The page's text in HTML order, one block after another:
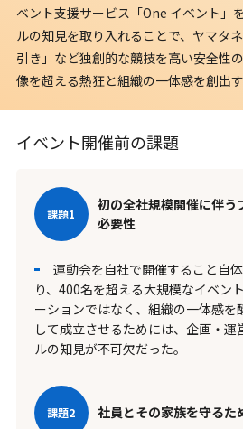
ベント支援サービス「One イベント」
ルの知見を取り入れることで、ヤマタ
引き」など独創的な競技を高い安全性
像を超える熱狂と組織の一体感を創出
イベント開催前の課題
初の全社規模開催に伴う
必要性
運動会を自社で開催すること自
り、400名を超える大規模なイベン
ーションではなく、組織の一体感を
して成立させるためには、企画・運
ルの知見が不可欠だった。
社員とその家族を守るた